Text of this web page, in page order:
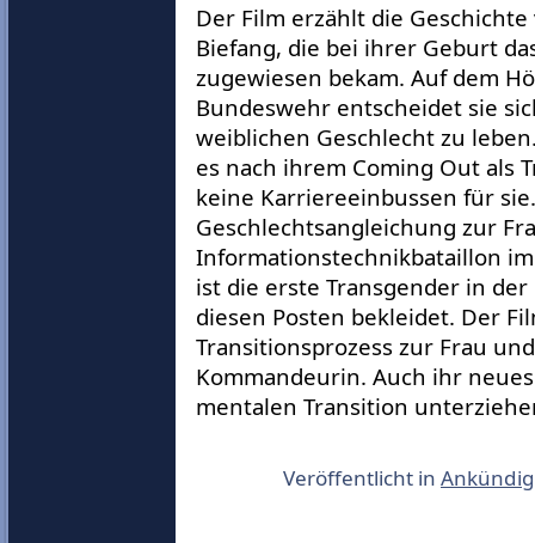
Der Film erzählt die
Biefang, die bei ihrer Geburt
zugewiesen bekam. Auf dem
Bundeswehr entscheidet sie
weiblichen Geschlecht zu
es nach ihrem Coming Out als
keine Karriereeinbussen für
Geschlechtsangleichung zur
Informationstechnikbataillon
ist die erste Transgender in
diesen Posten bekleidet. Der
Transitionsprozess zur Frau
Kommandeurin. Auch ihr
mentalen Transition
Veröffentlicht in